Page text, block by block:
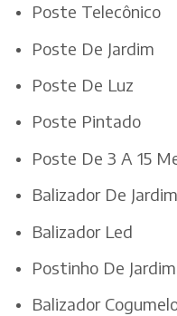
Poste Telecônico
Poste De Jardim
Poste De Luz
Poste Pintado
Poste De 3 A 15
Balizador De Jardim
Balizador Led
Postinho De Jardim
Balizador